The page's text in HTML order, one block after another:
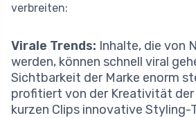
verbreiten:
Virale Trends: Inhalte, die von
werden, können schnell viral
Sichtbarkeit der Marke enorm
profitiert von der Kreativität der
kurzen Clips innovative Styling-